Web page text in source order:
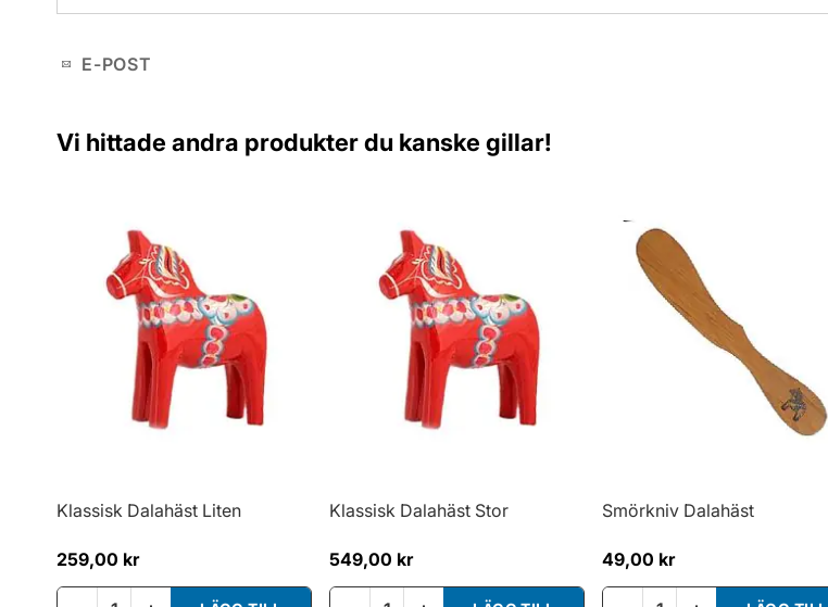
E-POST
Vi hittade andra produkter du kanske gillar!
Klassisk Dalahäst Liten
259,00 kr
Klassisk Dalahäst Stor
549,00 kr
Smörkniv Dalahäst
49,00 kr